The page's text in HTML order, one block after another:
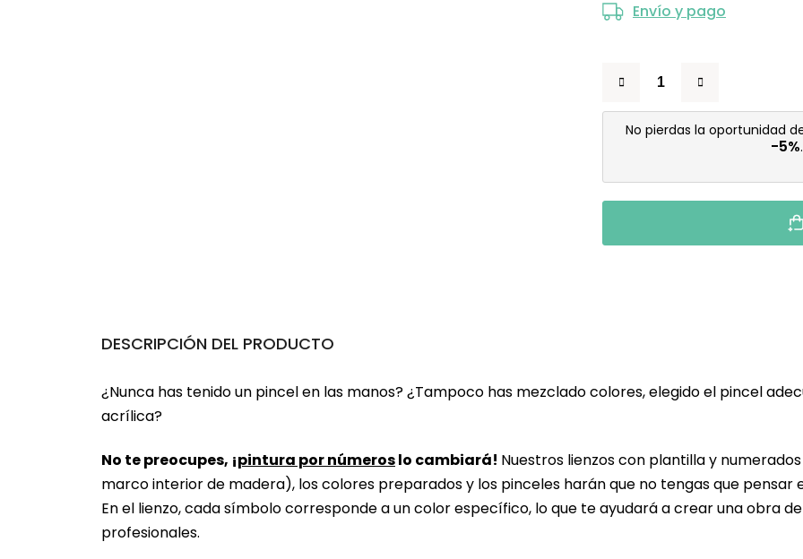
Envío y pago
No pierdas la oportunidad
-5%
DESCRIPCIÓN DEL PRODUCTO
¿Nunca has tenido un pincel en las manos? ¿Tampoco has mezclado colores, elegido el pincel
acrílica?
No te preocupes, ¡pintura por númeroslo cambiará! Nuestros lienzos con plantilla y
marco interior de madera), los colores preparados y los pinceles harán que no tengas que pensar
En el lienzo, cada símbolo corresponde a un color específico, lo que te ayudará a crear una obra
profesionales.